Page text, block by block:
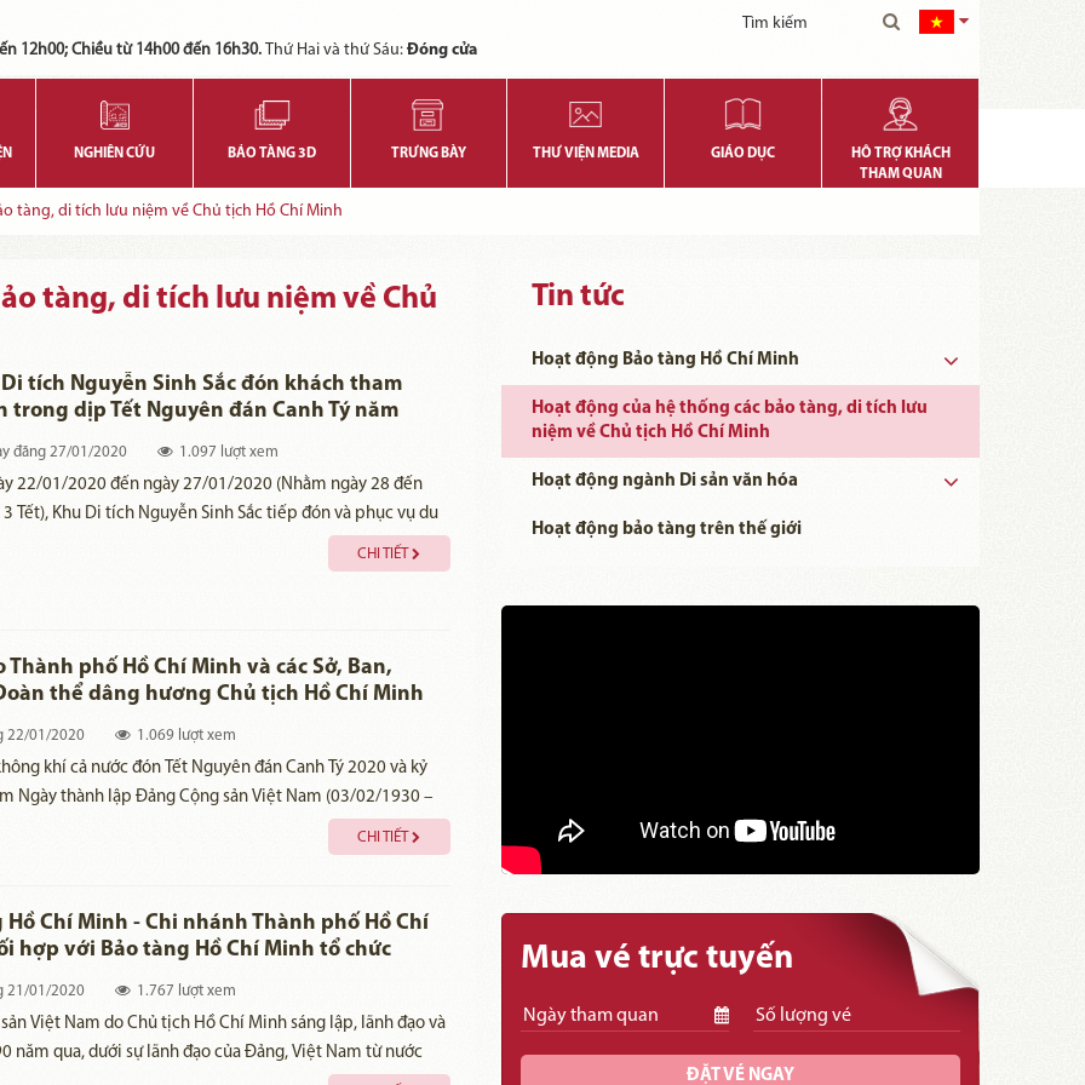
12h00; Chiều từ 14h00 đến 16h30. Thứ Hai và thứ Sáu: Đóng cửa
NGHIÊN CỨU BẢO TÀNG 3D TRƯNG BÀY THƯ VIỆN MEDIA GIÁO DỤC
HỖ TRỢ KHÁCH
THAM QUAN
tàng, di tích lưu niệm về Chủ tịch Hồ Chí Minh
tàng, di tích lưu niệm về Chủ
tích Nguyễn Sinh Sắc đón khách tham
trong dịp Tết Nguyên đán Canh Tý năm
đăng 27/01/2020 1.097 lượt xem
22/01/2020 đến ngày 27/01/2020 (Nhằm ngày 28 đến
Tết), Khu Di tích Nguyễn Sinh Sắc tiếp đón và phục vụ du
đến vui xuân, đặc biệt tiếp đoàn công tác của Đồng chí
cán bộ của Tỉnh Ủy, HĐND, UBND, UBMTTQVN tỉnh Đồng
CHI TIẾT
Thành phố Hồ Chí Minh và các Sở, Ban,
thể dâng hương Chủ tịch Hồ Chí Minh
thành lập Đảng Cộng sản Việt Nam
3/2/2020)
22/01/2020 1.069 lượt xem
khí cả nước đón Tết Nguyên đán Canh Tý 2020 và kỷ
Ngày thành lập Đảng Cộng sản Việt Nam (03/02/1930 –
sáng ngày 21 tháng 01 năm 2020 (nhằm ngày 27/12 Âm
chí nguyên lãnh đạo Thành phố, Thành ủy - Hội đồng
do Đồng chí Nguyễn Thiện Nhân - Ủy viên Bộ Chính
ủy thành phố Hồ Chí Minh làm trưởng đoàn đến Bảo
CHI TIẾT
Hồ Chí Minh - Chi nhánh Thành phố Hồ Chí
hợp với Bảo tàng Hồ Chí Minh tổ chức
chặng đường vẻ vang”.
21/01/2020 1.767 lượt xem
Việt Nam do Chủ tịch Hồ Chí Minh sáng lập, lãnh đạo và
năm qua, dưới sự lãnh đạo của Đảng, Việt Nam từ nước
Tin tức
Hoạt động Bảo tàng Hồ Chí Minh
Hoạt động của hệ thống các bảo tàng, di tích lưu
niệm về Chủ tịch Hồ Chí Minh
Hoạt động ngành Di sản văn hóa
Hoạt động bảo tàng trên thế giới
Mua vé trực tuyến
ĐẶT VÉ NGAY